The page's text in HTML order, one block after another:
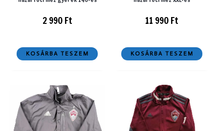
2 990Ft
KOSÁRBA TESZEM
11 990Ft
KOSÁRBA TESZEM